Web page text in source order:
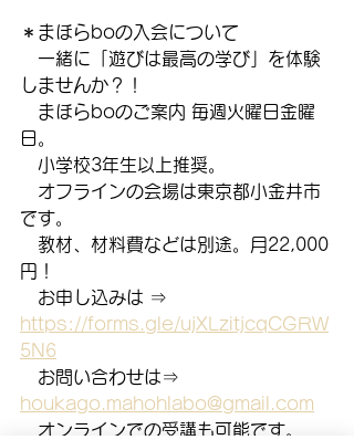
＊まほらboの入会について
一緒に「遊びは最高の学び」を体験
しませんか？！
まほらboのご案内 毎週火曜日金曜
日。
小学校3年生以上推奨。
オフラインの会場は東京都小金井市
です。
教材、材料費などは別途。月22,000
円！
お申し込みは ⇒
https://forms.gle/ujXLzitjcqCGRW
5N6
お問い合わせは⇒
houkago.mahohlabo@gmail.com
オンラインでの受講も可能です。